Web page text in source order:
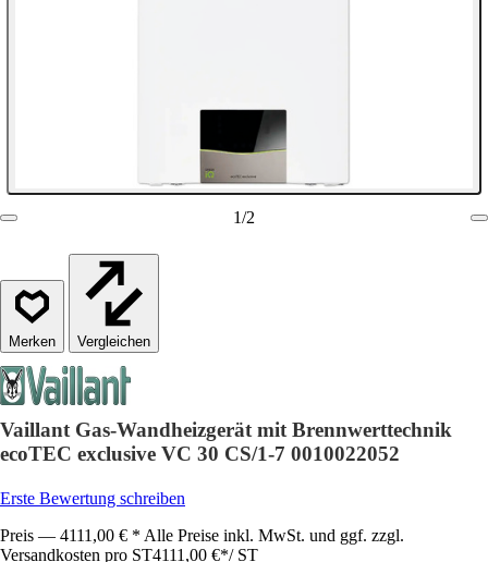
1/2
Vergleichen
Vaillant Gas-Wandheizgerät mit Brennwerttechnik
ecoTEC exclusive VC 30 CS/1-7 0010022052
Erste Bewertung schreiben
Preis — 4111,00 € * Alle Preise inkl. MwSt. und ggf. zzgl.
Versandkosten pro ST4111,00 €*/ ST